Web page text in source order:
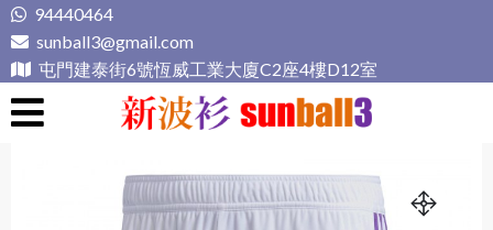
Skip
to
content
94440464
sunball3@gmail.com
屯門建泰街6號恆威工業大廈C2座4樓D12室